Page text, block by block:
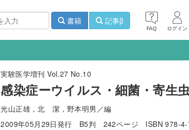
FAQ ログイン
書籍 記事β
実験医学増刊 Vol.27 No.10
感染症ーウイルス・細菌・寄生
光山正雄，北 潔，野本明男／編
2009年05月29日発行
B5判 242ページ ISBN 978-